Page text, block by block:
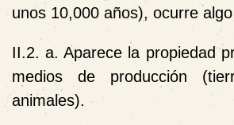
unos 10,000 años), ocurre
II.2. a. Aparece la propiedad
medios de producción
animales).